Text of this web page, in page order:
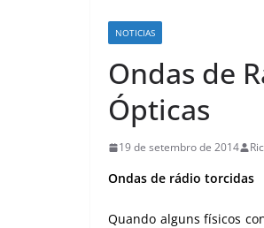
NOTICIAS
Ondas de
Ópticas
19 de setembro de 2014
Ondas de rádio torcidas
Quando alguns físicos